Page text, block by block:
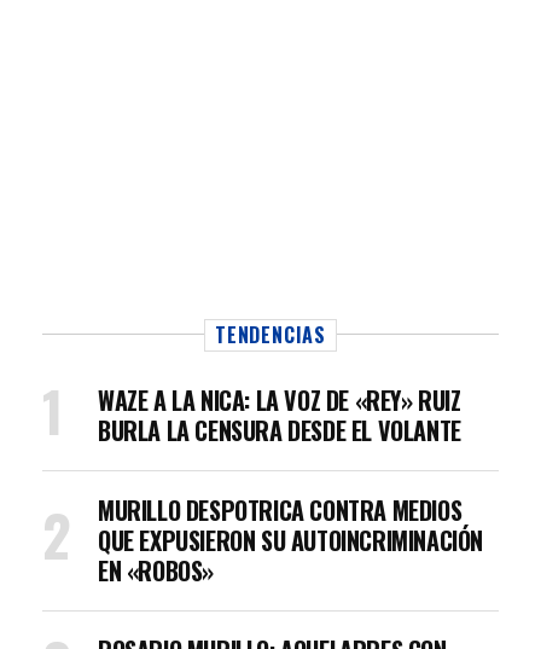
TENDENCIAS
WAZE A LA NICA: LA VOZ DE «REY» RUIZ
BURLA LA CENSURA DESDE EL VOLANTE
MURILLO DESPOTRICA CONTRA MEDIOS
QUE EXPUSIERON SU AUTOINCRIMINACIÓN
EN «ROBOS»